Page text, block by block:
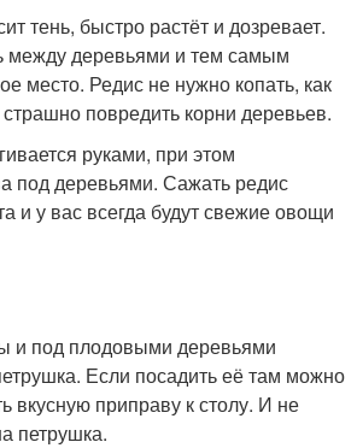
тень, быстро растёт и дозревает.
между деревьями и тем самым
место. Редис не нужно копать, как
повредить корни деревьев.
руками, при этом
под деревьями. Сажать редис
и у вас всегда будут свежие овощи
и под плодовыми деревьями
Если посадить её там можно
вкусную приправу к столу. И не
петрушка.